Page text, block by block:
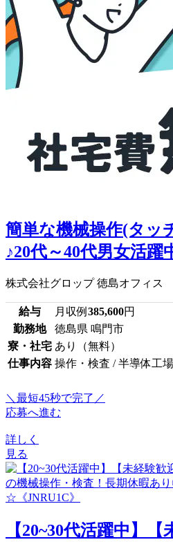
簡単な機械操作(タッ
♪20代～40代男女活躍
株式会社グロップ 徳島オフィス
給与 月収例 385,600円
勤務地
徳島県 鳴門市
寮・社宅 あり（無料）
仕事内容 操作・検査 / 半導体工
＼最短45秒で完了／
応募へ進む
詳しく
見る
【20~30代活躍中】